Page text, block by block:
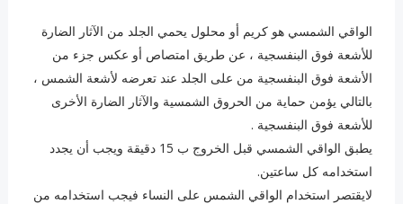
الواقي الشمسي هو كريم أو محلول يحمي الجلد من الآثار الضارة
للأشعة فوق البنفسجية ، عن طريق امتصاص أو عكس جزء من
الأشعة فوق البنفسجية من على الجلد عند تعرضه لأشعة الشمس ،
بالتالي يؤمن حماية من الحروق الشمسية والآثار الضارة الأخرى
للأشعة فوق البنفسجية .
يطبق الواقي الشمسي قبل الخروج ب 15 دقيقة ويجب أن يجدد
استخدامه كل ساعتين.
لايقتصر استخدام الواقي الشمس على النساء فيجب استخدامه من